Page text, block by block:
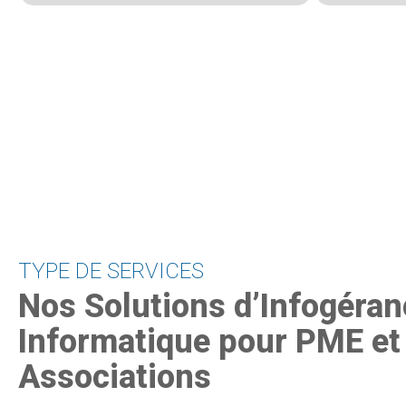
TYPE DE SERVICES
Nos Solutions
Informatique pour PME et
Associations